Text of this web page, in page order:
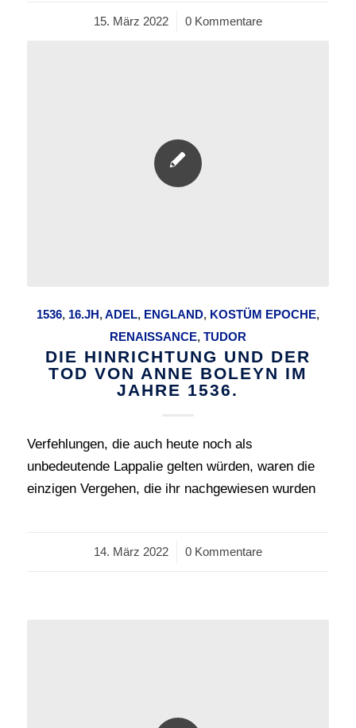
15. März 2022
/ 0 Kommentare
1536, 16.JH,ADEL, ENGLAND, KOSTÜM EPOCHE,
RENAISSANCE, TUDOR
DIE HINRICHTUNG UND DER
TOD VON ANNE BOLEYN IM
JAHRE 1536.
Verfehlungen, die auch heute noch als
unbedeutende Lappalie gelten würden, waren die
einzigen Vergehen, die ihr nachgewiesen wurden
14. März 2022
/ 0 Kommentare